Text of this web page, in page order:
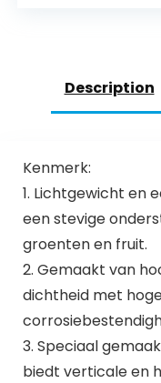
Description
Kenmerk:
1. Lichtgewicht en
een stevige
groenten en fruit.
2. Gemaakt van
dichtheid met
3. Speciaal
biedt verticale en